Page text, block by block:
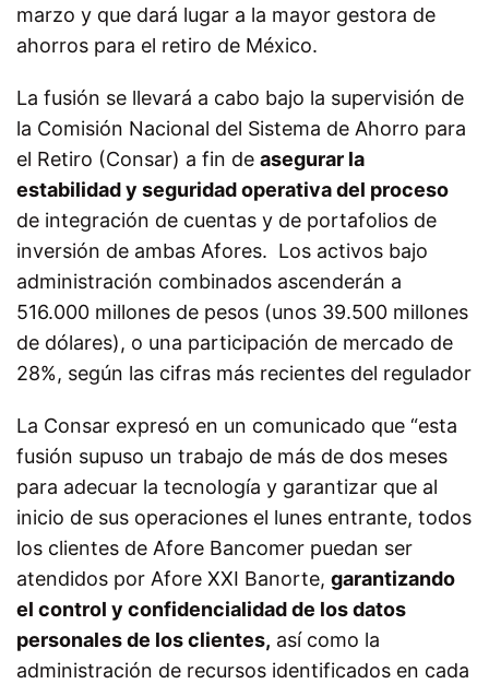
marzo y que dará lugar a la mayor gestora de
ahorros para el retiro de México.
La fusión se llevará a cabo bajo la supervisión de
la Comisión Nacional del Sistema de Ahorro para
el Retiro (Consar) a fin de asegurar la
estabilidad y seguridad operativa del proceso
de integración de cuentas y de portafolios de
inversión de ambas Afores. Los activos bajo
administración combinados ascenderán a
516.000 millones de pesos (unos 39.500 millones
de dólares), o una participación de mercado de
28%, según las cifras más recientes del regulador
La Consar expresó en un comunicado que “esta
fusión supuso un trabajo de más de dos meses
para adecuar la tecnología y garantizar que al
inicio de sus operaciones el lunes entrante, todos
los clientes de Afore Bancomer puedan ser
atendidos por Afore XXI Banorte, garantizando
el control y confidencialidad de los datos
personales de los clientes, así como la
administración de recursos identificados en cada